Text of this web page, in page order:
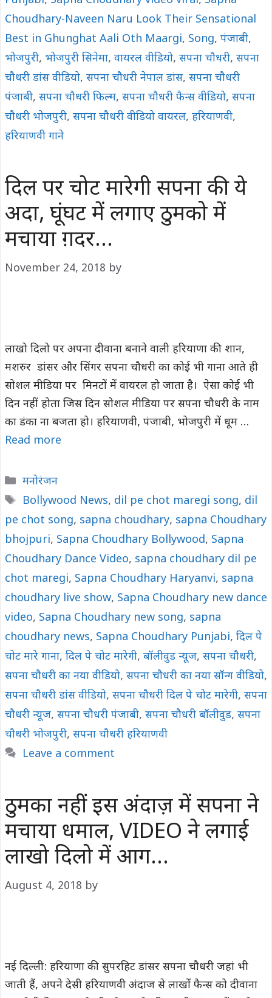
Choudhary-Naveen Naru Look Their Sensational
Best in Ghunghat Aali Oth Maargi, Song, पंजाबी,
भोजपुरी, भोजपुरी सिनेमा, वायरल वीडियो, सपना चौधरी, सपना
चौधरी डांस वीडियो, सपना चौधरी नेपाल डांस, सपना चौधरी
पंजाबी, सपना चौधरी फिल्म, सपना चौधरी फैन्स वीडियो, सपना
चौधरी भोजपुरी, सपना चौधरी वीडियो वायरल, हरियाणवी,
हरियाणवी गाने
दिल पर चोट मारेगी सपना की ये
अदा, घूंघट में लगाए ठुमको में
मचाया ग़दर…
November 24, 2018 by
लाखो दिलो पर अपना दीवाना बनाने वाली हरियाणा की शान,
मशरुर डांसर और सिंगर सपना चौधरी का कोई भी गाना आते ही
सोशल मीडिया पर मिनटों में वायरल हो जाता है। ऐसा कोई भी
दिन नहीं होता जिस दिन सोशल मीडिया पर सपना चौधरी के नाम
का डंका ना बजता हो। हरियाणवी, पंजाबी, भोजपुरी में धूम …
Read more
Categories
मनोरंजन
Tags
Bollywood News, dil pe chot maregi song, dil
pe chot song, sapna choudhary, sapna Choudhary
bhojpuri, Sapna Choudhary Bollywood, Sapna
Choudhary Dance Video, sapna choudhary dil pe
chot maregi, Sapna Choudhary Haryanvi, sapna
choudhary live show, Sapna Choudhary new dance
video, Sapna Choudhary new song, sapna
choudhary news, Sapna Choudhary Punjabi, दिल पे
चोट मारे गाना, दिल पे चोट मारेगी, बॉलीवुड न्यूज, सपना चौधरी,
सपना चौधरी का नया वीडियो, सपना चौधरी का नया सॉन्ग वीडियो,
सपना चौधरी डांस वीडियो, सपना चौधरी दिल पे चोट मारेगी, सपना
चौधरी न्यूज, सपना चौधरी पंजाबी, सपना चौधरी बॉलीवुड, सपना
चौधरी भोजपुरी, सपना चौधरी हरियाणवी
Leave a comment
ठुमका नहीं इस अंदाज़ में सपना ने
मचाया धमाल, VIDEO ने लगाई
लाखो दिलो में आग…
August 4, 2018 by
नई दिल्‍ली: हरियाणा की सुपरहिट डांसर सपना चौधरी जहां भी
जाती हैं, अपने देसी हरियाणवी अंदाज से लाखों फैन्‍स को दीवाना